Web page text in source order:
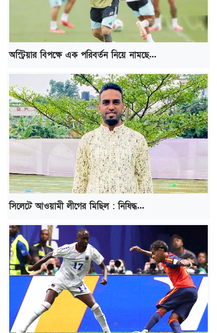
অস্ট্রিয়ার বিপক্ষে এক পরিবর্তন নিয়ে নামছে...
সিলেটে আওয়ামী লীগের মিছিল : নিষিদ্ধ...